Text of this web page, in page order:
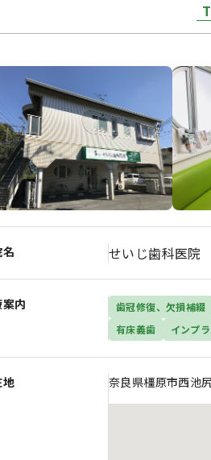
せいじ歯科医院
内 歯冠修復、欠損補綴
有床義歯
インプ
地 奈良県橿原市西池